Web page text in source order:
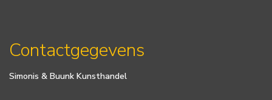
Contactgegevens
Simonis & Buunk Kunsthandel